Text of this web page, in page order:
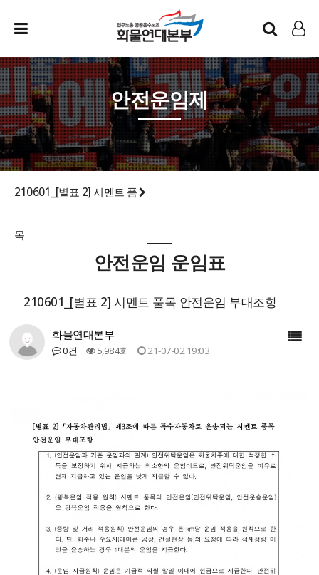
인트라넷
LOG IN
안전운임제
210601_[별표 2] 시멘트 품
목
안전운임 운임표
210601_[별표 2] 시멘트 품목 안전운임 부대조항
화물연대본부
0건 5,984회 21-07-02 19:03